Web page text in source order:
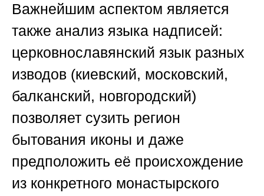
Важнейшим аспектом является
также анализ языка надписей:
церковнославянский язык разных
изводов (киевский, московский,
балканский, новгородский)
позволяет сузить регион
бытования иконы и даже
предположить её происхождение
из конкретного монастырского